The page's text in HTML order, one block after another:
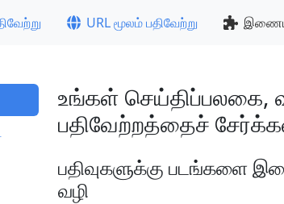
URL மூலம் பதிவேற்று
உங்கள் செய்திப்பலகை,
பதிவேற்றத்தைச்
பதிவுகளுக்கு படங்களை
வழி